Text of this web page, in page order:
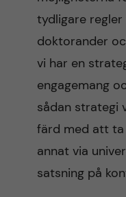
tydligare
doktorander
vi har en
engagemang
sådan strategi
färd med att
annat via
satsning på